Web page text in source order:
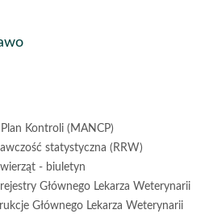
Kontroli (MANCP)
statystyczna (RRW)
- biuletyn
Głównego Lekarza Weterynarii
Głównego Lekarza Weterynarii